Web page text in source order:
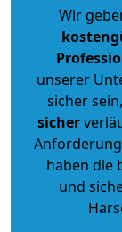
Wir
unserer
sicher
sicher
haben die
und